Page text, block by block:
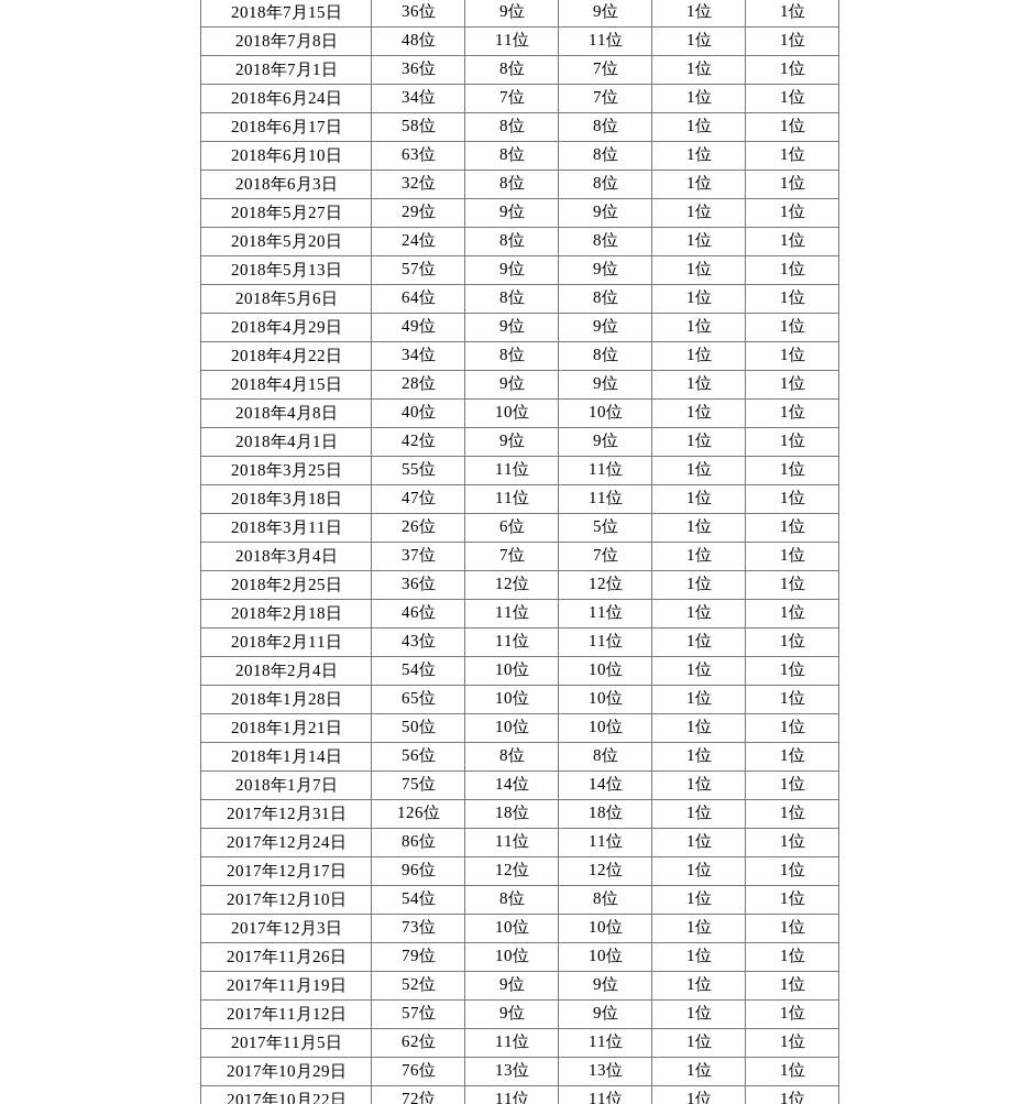
2018年7月15日
36位 9位 9位 1位
1位
2018年7月8日
48位 11位 11位 1位
1位
2018年7月1日
36位 8位 7位 1位
1位
2018年6月24日
34位 7位 7位 1位
1位
2018年6月17日
58位 8位 8位 1位
1位
2018年6月10日
63位 8位 8位 1位
1位
2018年6月3日
32位 8位 8位 1位
1位
2018年5月27日
29位 9位 9位 1位
1位
2018年5月20日
24位 8位 8位 1位
1位
2018年5月13日
57位 9位 9位 1位
1位
2018年5月6日
64位 8位 8位 1位
1位
2018年4月29日
49位 9位 9位 1位
1位
2018年4月22日
34位 8位 8位 1位
1位
2018年4月15日
28位 9位 9位 1位
1位
2018年4月8日
40位 10位 10位 1位
1位
2018年4月1日
42位 9位 9位 1位
1位
2018年3月25日
55位 11位 11位 1位
1位
2018年3月18日
47位 11位 11位 1位
1位
2018年3月11日
26位 6位 5位 1位
1位
2018年3月4日
37位 7位 7位 1位
1位
2018年2月25日
36位 12位 12位 1位
1位
2018年2月18日
46位 11位 11位 1位
1位
2018年2月11日
43位 11位 11位 1位
1位
2018年2月4日
54位 10位 10位 1位
1位
2018年1月28日
65位 10位 10位 1位
1位
2018年1月21日
50位 10位 10位 1位
1位
2018年1月14日
56位 8位 8位 1位
1位
2018年1月7日
75位 14位 14位 1位
1位
2017年12月31日
126位 18位 18位 1位
1位
2017年12月24日
86位 11位 11位 1位
1位
2017年12月17日
96位 12位 12位 1位
1位
2017年12月10日
54位 8位 8位 1位
1位
2017年12月3日
73位 10位 10位 1位
1位
2017年11月26日
79位 10位 10位 1位
1位
2017年11月19日
52位 9位 9位 1位
1位
2017年11月12日
57位 9位 9位 1位
1位
2017年11月5日
62位 11位 11位 1位
1位
2017年10月29日
76位 13位 13位 1位
1位
2017年10月22日
72位 11位 11位 1位
1位